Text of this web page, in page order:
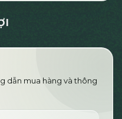
dẫn mua hàng và thông